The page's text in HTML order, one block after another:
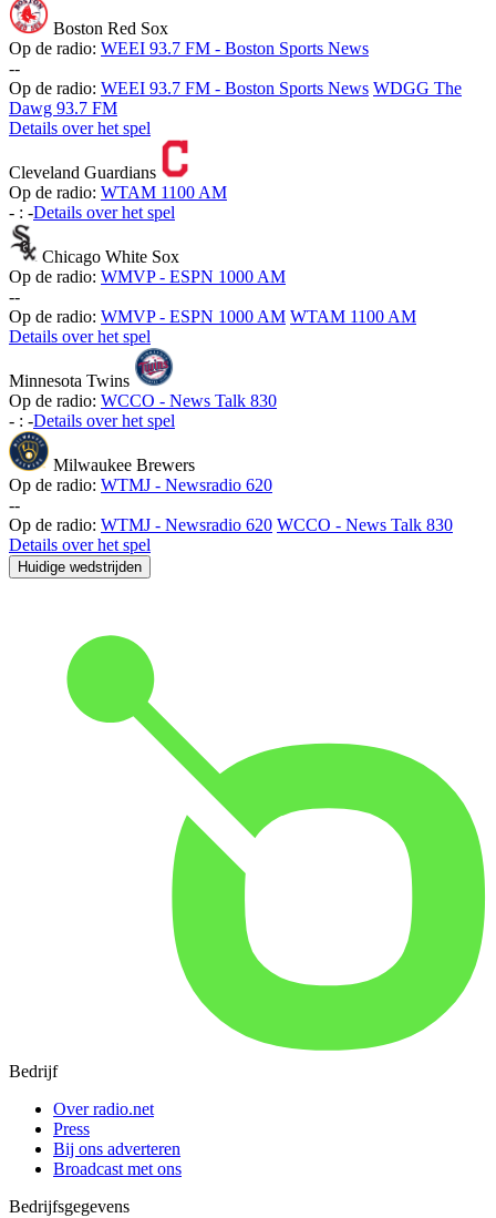
Boston Red Sox
Op de radio: WEEI 93.7 FM - Boston Sports News
--
Op de radio: WEEI 93.7 FM - Boston Sports News WDGG The
Dawg 93.7 FM
Details over het spel
Cleveland Guardians
Op de radio: WTAM 1100 AM
- : -Details over het spel
Chicago White Sox
Op de radio: WMVP - ESPN 1000 AM
--
Op de radio: WMVP - ESPN 1000 AM WTAM 1100 AM
Details over het spel
Minnesota Twins
Op de radio: WCCO - News Talk 830
- : -Details over het spel
Milwaukee Brewers
Op de radio: WTMJ - Newsradio 620
--
Op de radio: WTMJ - Newsradio 620 WCCO - News Talk 830
Details over het spel
Huidige wedstrijden
Bedrijf
Over radio.net
Press
Bij ons adverteren
Broadcast met ons
Bedrijfsgegevens